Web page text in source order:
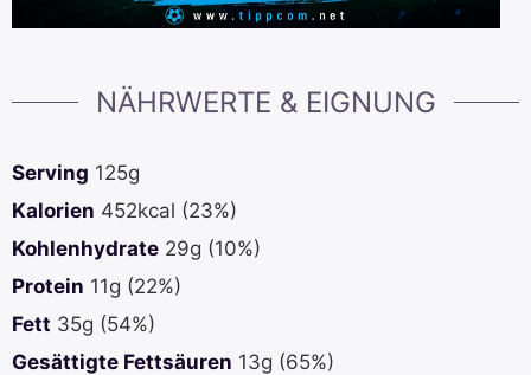
NÄHRWERTE & EIGNUNG
Serving 125g
Kalorien 452kcal (23%)
Kohlenhydrate 29g (10%)
Protein 11g (22%)
Fett 35g (54%)
Gesättigte Fettsäuren 13g (65%)